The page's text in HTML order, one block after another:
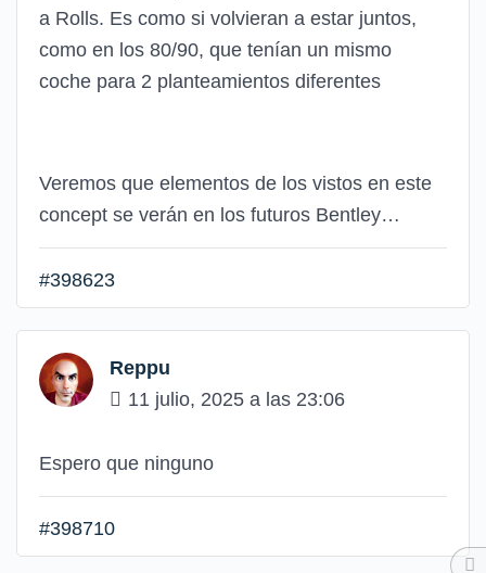
a Rolls. Es como si volvieran a estar juntos,
como en los 80/90, que tenían un mismo
coche para 2 planteamientos diferentes
Veremos que elementos de los vistos en este
concept se verán en los futuros Bentley…
#398623
Reppu
11 julio, 2025 a las 23:06
Espero que ninguno
#398710